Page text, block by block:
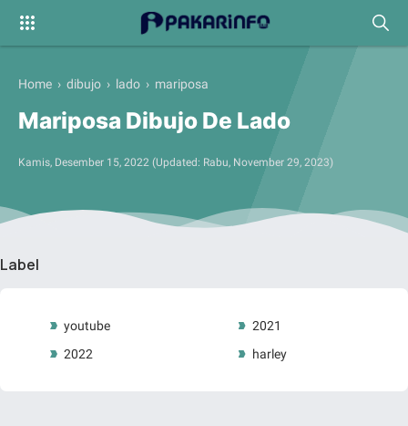
Label
youtube
2021
2022
harley
Home › dibujo › lado › mariposa
Mariposa Dibujo De Lado
Kamis, Desember 15, 2022 (Updated: Rabu, November 29, 2023)